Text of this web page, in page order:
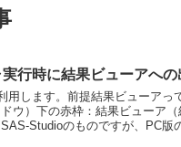
行時に結果ビューアへ
用します。前提結果ビューアっ
ドウ）下の赤枠：結果ビューア
Studioのものですが、PC版